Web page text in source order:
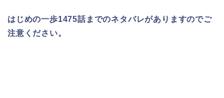
はじめの一歩1475話までのネタバレがありますのでご
注意ください。